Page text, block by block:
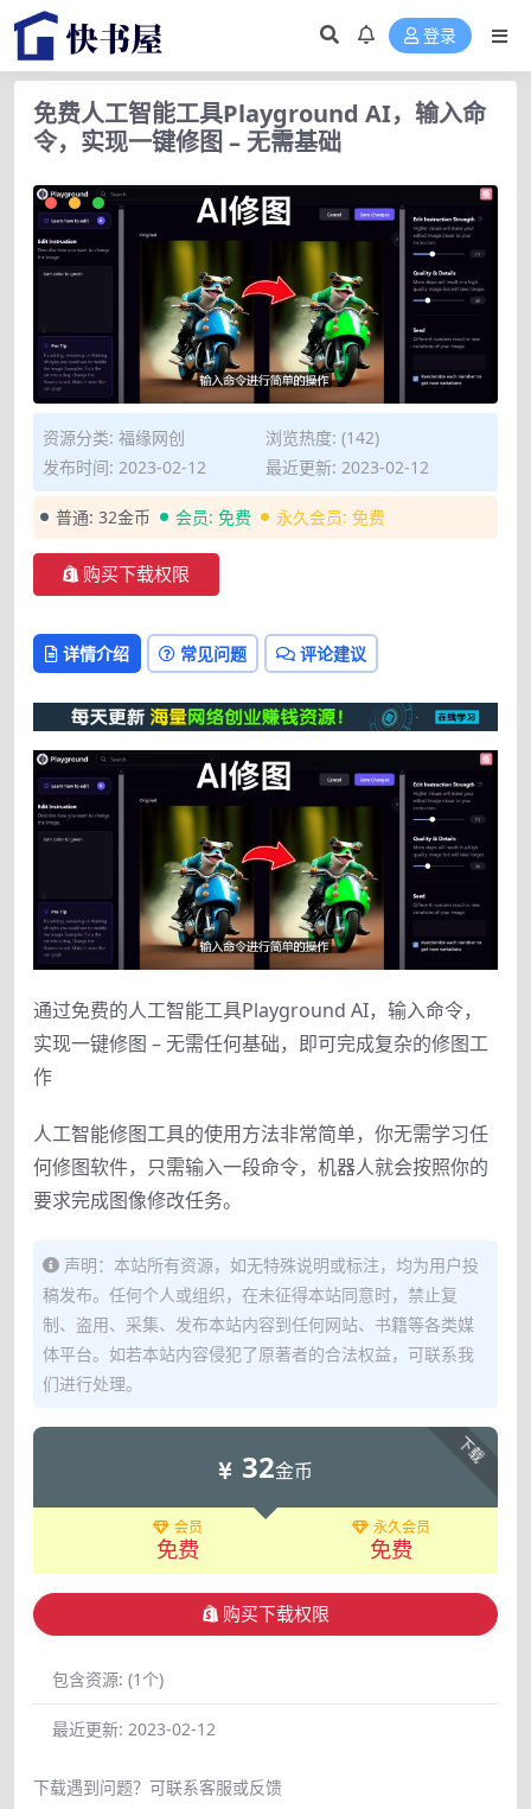
登录
免费人工智能工具Playground AI，输入命
令，实现一键修图 – 无需基础
资源分类: 福缘网创
浏览热度: (142)
发布时间: 2023-02-12
最近更新: 2023-02-12
普通: 32金币 会员: 免费 永久会员: 免费
购买下载权限
详情介绍 常见问题 评论建议
通过免费的人工智能工具Playground AI，输入命令，
实现一键修图 – 无需任何基础，即可完成复杂的修图工
作
人工智能修图工具的使用方法非常简单，你无需学习任
何修图软件，只需输入一段命令，机器人就会按照你的
要求完成图像修改任务。
声明：本站所有资源，如无特殊说明或标注，均为用户投
稿发布。任何个人或组织，在未征得本站同意时，禁止复
制、盗用、采集、发布本站内容到任何网站、书籍等各类媒
体平台。如若本站内容侵犯了原著者的合法权益，可联系我
们进行处理。
下载
32金币
会员
免费
永久会员
免费
购买下载权限
包含资源: (1个)
最近更新: 2023-02-12
下载遇到问题？可联系客服或反馈